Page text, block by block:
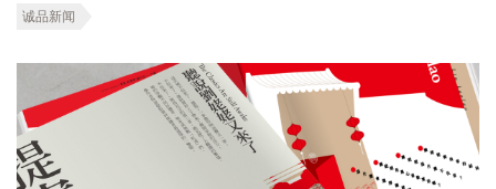
诚品新闻